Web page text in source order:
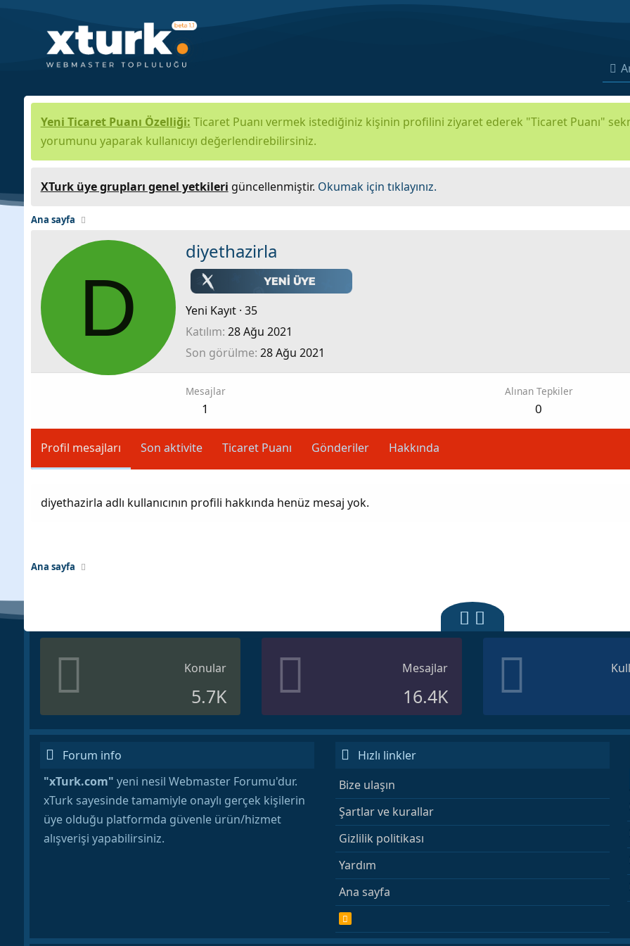
Yeni Ticaret Puanı Özelliği: Ticaret Puanı vermek istediğiniz kişinin profilini ziyaret ederek "Ticaret Puanı"
yorumunu yaparak kullanıcıyı değerlendirebilirsiniz.
XTurk üye grupları genel yetkileri güncellenmiştir. Okumak için tıklayınız.
Ana sayfa
D
diyethazirla
Yeni Kayıt · 35
Katılım 28 Ağu 2021
Son görülme 28 Ağu 2021
Mesajlar
1
Alınan Tepkiler
0
Profil mesajları Son aktivite Ticaret Puanı Gönderiler Hakkında
diyethazirla adlı kullanıcının profili hakkında henüz mesaj yok.
Ana sayfa
Konular
5.7K
Mesajlar
16.4K
Forum info
"xTurk.com" yeni nesil Webmaster Forumu'dur.
xTurk sayesinde tamamiyle onaylı gerçek kişilerin
üye olduğu platformda güvenle ürün/hizmet
alışverişi yapabilirsiniz.
Hızlı linkler
Bize ulaşın
Şartlar ve kurallar
Gizlilik politikası
Yardım
Ana sayfa
R
S
S